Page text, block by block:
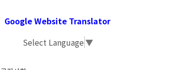
Google Website Translator
Select Language▼